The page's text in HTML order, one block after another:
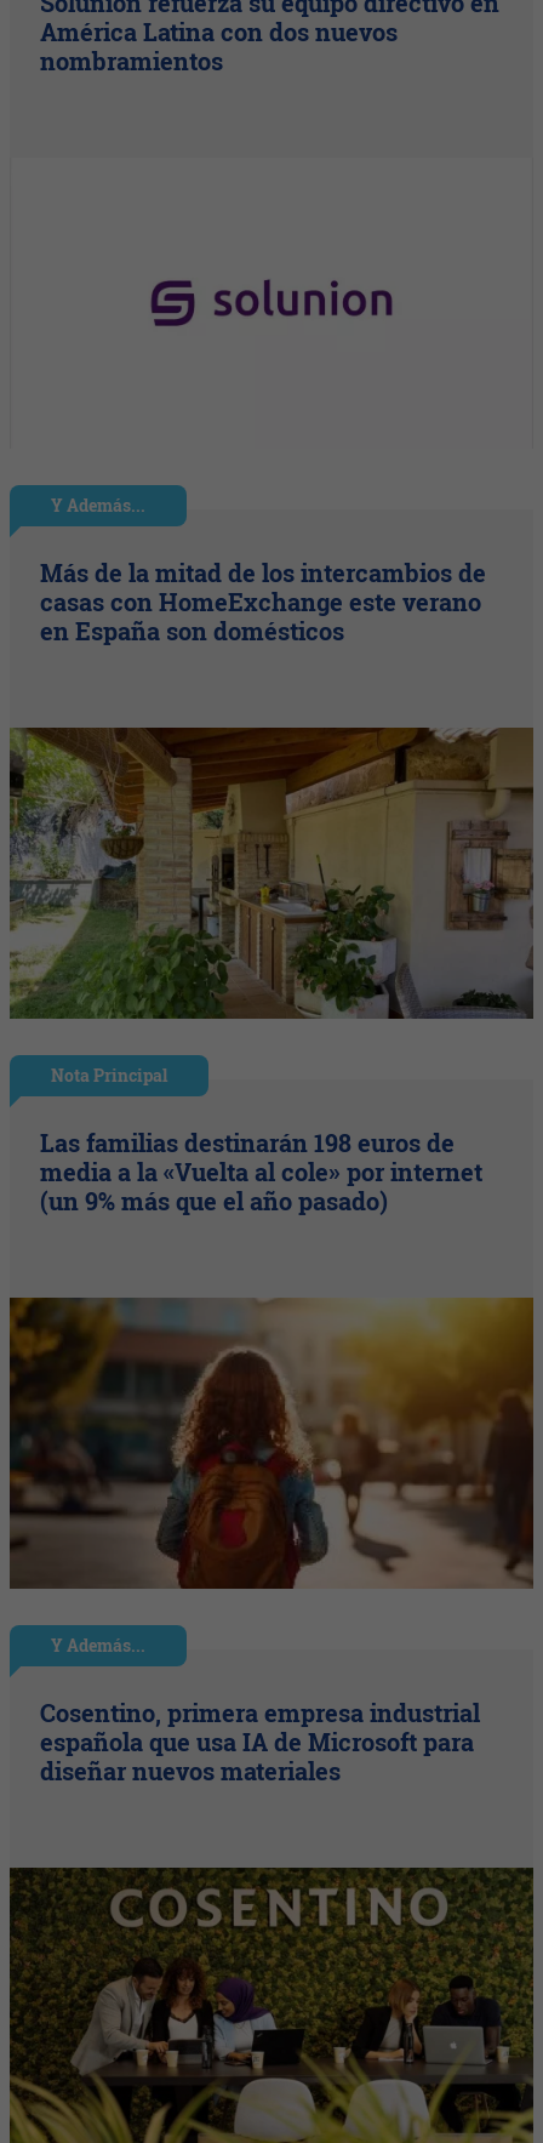
América Latina con dos nuevos
nombramientos
Y Además...
Más de la mitad de los intercambios de
casas con HomeExchange este verano
en España son domésticos
Nota Principal
Las familias destinarán 198 euros de
media a la «Vuelta al cole» por internet
(un 9% más que el año pasado)
Y Además...
Cosentino, primera empresa industrial
española que usa IA de Microsoft para
diseñar nuevos materiales